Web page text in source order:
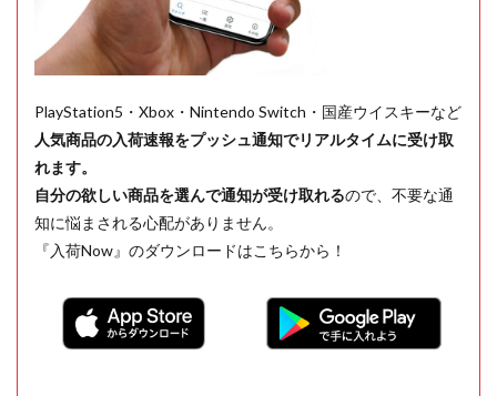
PlayStation5・Xbox・Nintendo Switch・国産ウイスキーなど
人気商品の入荷速報をプッシュ通知でリアルタイムに受け取
れます。
自分の欲しい商品を選んで通知が受け取れるので、不要な通
知に悩まされる心配がありません。
『入荷Now』のダウンロードはこちらから！